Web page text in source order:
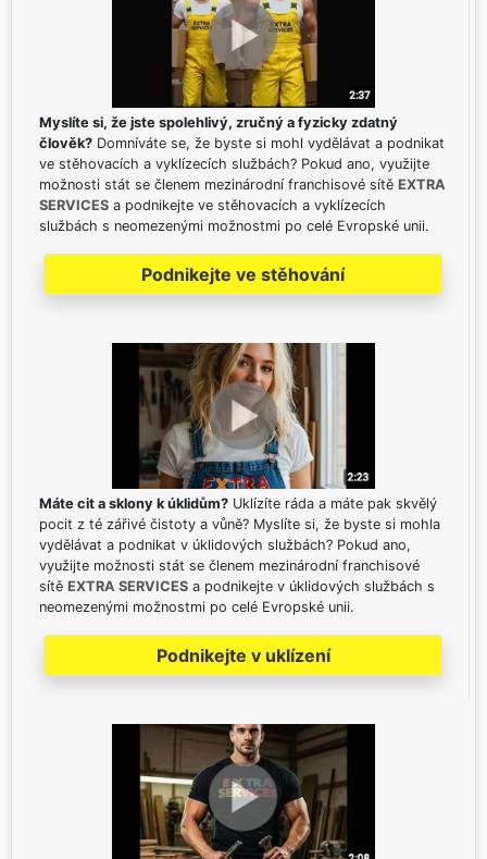
Myslíte si, že jste spolehlivý, zručný a fyzicky zdatný
člověk? Domníváte se, že byste si mohl vydělávat a podnikat
ve stěhovacích a vyklízecích službách? Pokud ano, využijte
možnosti stát se členem mezinárodní franchisové sítě EXTRA
SERVICES a podnikejte ve stěhovacích a vyklízecích
službách s neomezenými možnostmi po celé Evropské unii.
Podnikejte ve stěhování
Máte cit a sklony k úklidům? Uklízíte ráda a máte pak skvělý
pocit z té zářivé čistoty a vůně? Myslíte si, že byste si mohla
vydělávat a podnikat v úklidových službách? Pokud ano,
využijte možnosti stát se členem mezinárodní franchisové
sítě EXTRA SERVICES a podnikejte v úklidových službách s
neomezenými možnostmi po celé Evropské unii.
Podnikejte v uklízení